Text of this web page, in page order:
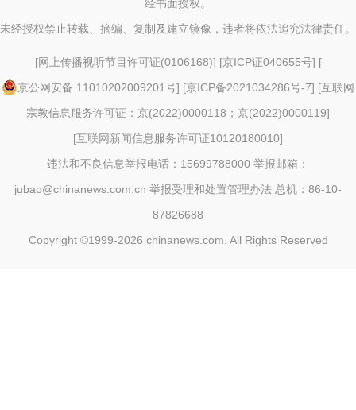
经书面授权。
未经授权禁止转载、摘编、复制及建立镜像，违者将依法追究法律责任。
[网上传播视听节目许可证(0106168)] [京ICP证040655号] [
京公网安备 11010202009201号] [京ICP备2021034286号-7] [互联网
宗教信息服务许可证：京(2022)0000118；京(2022)0000119]
[互联网新闻信息服务许可证10120180010]
违法和不良信息举报电话：15699788000 举报邮箱：
jubao@chinanews.com.cn 举报受理和处置管理办法 总机：86-10-
87826688
Copyright ©1999-2026 chinanews.com. All Rights Reserved